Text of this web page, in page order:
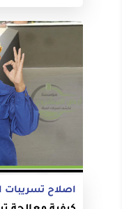
اصلاح تسريبات